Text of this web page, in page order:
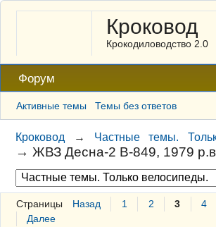
Кроковод
Крокодиловодство 2.0
Форум
Активные темы Темы без ответов
Кроковод → Частные темы.
→ ЖВЗ Десна-2 В-849, 1979
Страницы Назад 1 2 3 4
Далее